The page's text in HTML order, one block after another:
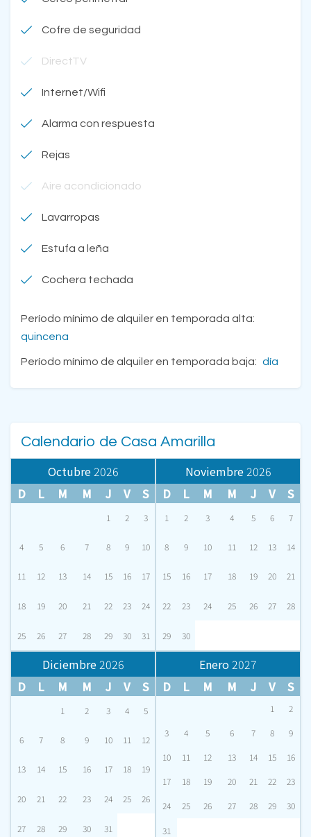
Cofre de seguridad
DirectTV
Internet/Wifi
Alarma con respuesta
Rejas
Aire acondicionado
Lavarropas
Estufa a leña
Cochera techada
Período mínimo de alquiler en temporada alta:
quincena
Período mínimo de alquiler en temporada baja: día
Calendario de Casa Amarilla
Octubre2026
D
L M M J V S
1 2 3
4 5 6 7 8 9 10
11 12 13 14 15 16 17
18 19 20 21 22 23 24
25 26 27 28 29 30 31
Noviembre2026
D
L M M J V S
1 2 3 4 5 6 7
8 9 10 11 12 13 14
15 16 17 18 19 20 21
22 23 24 25 26 27 28
29 30
Diciembre2026
D
L M M J V S
1 2 3 4 5
6 7 8 9 10 11 12
13 14 15 16 17 18 19
20 21 22 23 24 25 26
27 28 29 30 31
Enero 2027
D
L M M J V S
1 2
3 4 5 6 7 8 9
10 11 12 13 14 15 16
17 18 19 20 21 22 23
24 25 26 27 28 29 30
31